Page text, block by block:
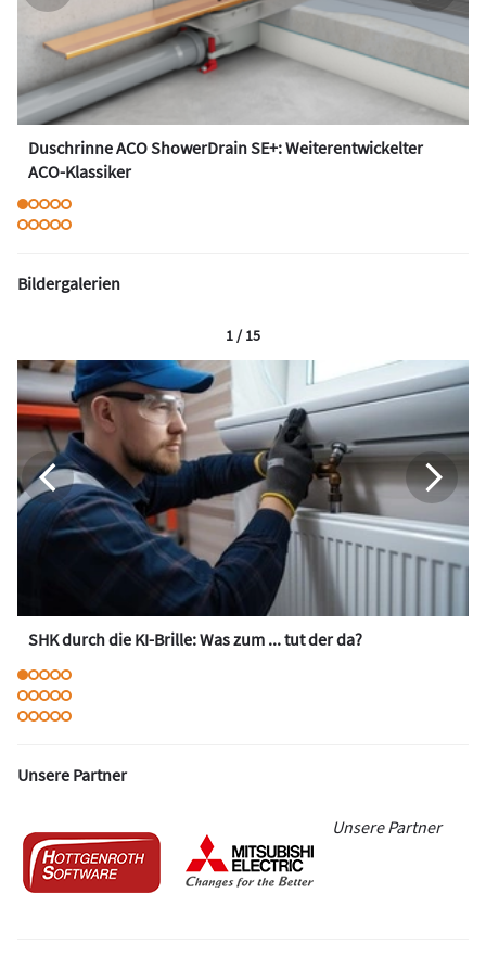
Duschrinne ACO ShowerDrain SE+: Weiterentwickelter
ACO-Klassiker
Bildergalerien
SHK durch die KI-Brille: Was zum ... tut der da?
1 / 15
Unsere Partner
Unsere Partner